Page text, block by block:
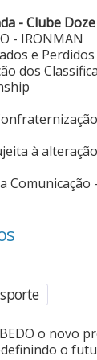
- Clube
- IRONMAN
e Perdidos
dos
à
o novo
o